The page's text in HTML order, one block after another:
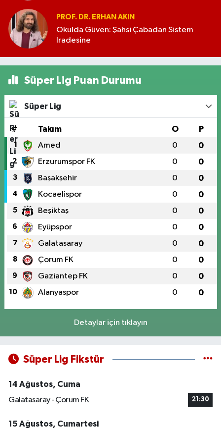
PROF. DR. ERHAN AKIN
Okulda Güven: Şahsi Çabadan Sistem
İradesine
Süper Lig Puan Durumu
Süper Lig
# Takım O P
1 Amed 0 0
2 Erzurumspor FK 0 0
3 Başakşehir 0 0
4 Kocaelispor 0 0
5 Beşiktaş 0 0
6 Eyüpspor 0 0
7 Galatasaray 0 0
8 Çorum FK 0 0
9 Gaziantep FK 0 0
10 Alanyaspor 0 0
Detaylar için tıklayın
Süper Lig Fikstür
14 Ağustos, Cuma
Galatasaray - Çorum FK
21:30
15 Ağustos, Cumartesi